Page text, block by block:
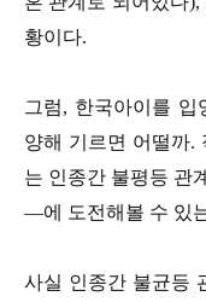
황이다.
그럼, 한국아이를
양해 기르면 어떨까.
는 인종간 불평등 관
—에 도전해볼 수 있
사실 인종간 불균등